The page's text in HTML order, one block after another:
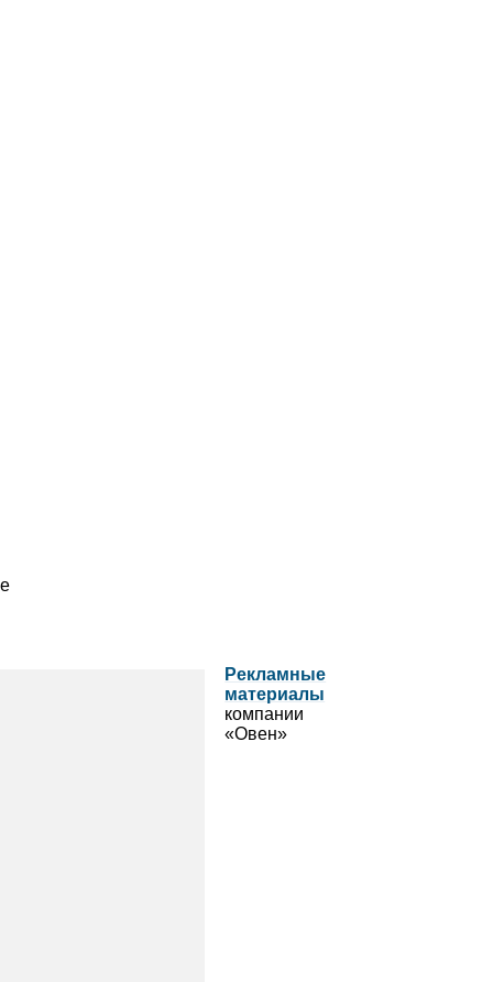
Реклам­ные
мате­ри­алы
ком­па­нии
«Овен»